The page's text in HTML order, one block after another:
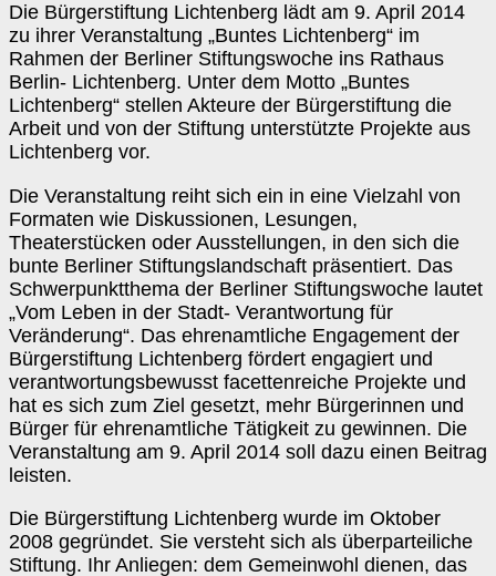
Die Bürgerstiftung Lichtenberg lädt am 9. April 2014
zu ihrer Veranstaltung „Buntes Lichtenberg“ im
Rahmen der Berliner Stiftungswoche ins Rathaus
Berlin- Lichtenberg. Unter dem Motto „Buntes
Lichtenberg“ stellen Akteure der Bürgerstiftung die
Arbeit und von der Stiftung unterstützte Projekte aus
Lichtenberg vor.
Die Veranstaltung reiht sich ein in eine Vielzahl von
Formaten wie Diskussionen, Lesungen,
Theaterstücken oder Ausstellungen, in den sich die
bunte Berliner Stiftungslandschaft präsentiert. Das
Schwerpunktthema der Berliner Stiftungswoche lautet
„Vom Leben in der Stadt- Verantwortung für
Veränderung“. Das ehrenamtliche Engagement der
Bürgerstiftung Lichtenberg fördert engagiert und
verantwortungsbewusst facettenreiche Projekte und
hat es sich zum Ziel gesetzt, mehr Bürgerinnen und
Bürger für ehrenamtliche Tätigkeit zu gewinnen. Die
Veranstaltung am 9. April 2014 soll dazu einen Beitrag
leisten.
Die Bürgerstiftung Lichtenberg wurde im Oktober
2008 gegründet. Sie versteht sich als überparteiliche
Stiftung. Ihr Anliegen: dem Gemeinwohl dienen, das